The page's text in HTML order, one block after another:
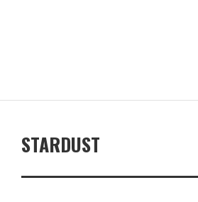
STARDUST